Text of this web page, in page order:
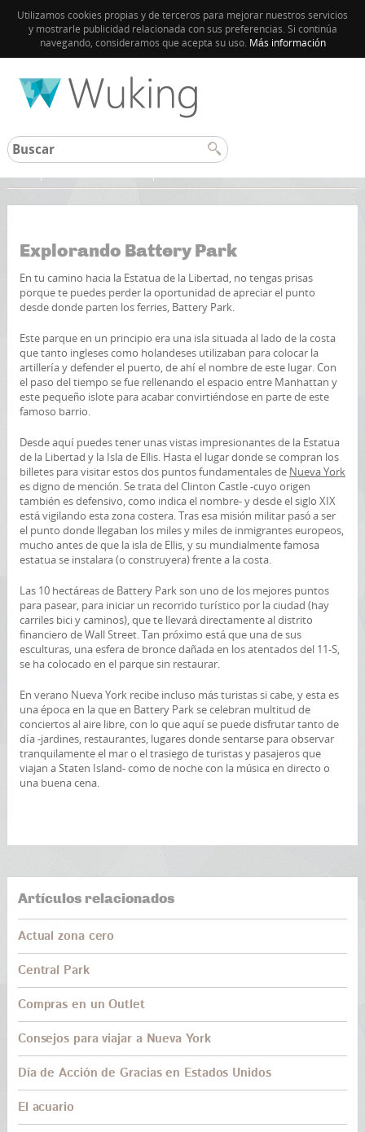
Utilizamos cookies propias y de terceros para mejorar nuestros servicios
y mostrarle publicidad relacionada con sus preferencias. Si continúa
navegando, consideramos que acepta su uso. Más información
Explorando Battery Park
En tu camino hacia la Estatua de la Libertad, no tengas prisas
porque te puedes perder la oportunidad de apreciar el punto
desde donde parten los ferries, Battery Park.
Este parque en un principio era una isla situada al lado de la costa
que tanto ingleses como holandeses utilizaban para colocar la
artillería y defender el puerto, de ahí el nombre de este lugar. Con
el paso del tiempo se fue rellenando el espacio entre Manhattan y
este pequeño islote para acabar convirtiéndose en parte de este
famoso barrio.
Desde aquí puedes tener unas vistas impresionantes de la Estatua
de la Libertad y la Isla de Ellis. Hasta el lugar donde se compran los
billetes para visitar estos dos puntos fundamentales de Nueva York
es digno de mención. Se trata del Clinton Castle -cuyo origen
también es defensivo, como indica el nombre- y desde el siglo XIX
está vigilando esta zona costera. Tras esa misión militar pasó a ser
el punto donde llegaban los miles y miles de inmigrantes europeos,
mucho antes de que la isla de Ellis, y su mundialmente famosa
estatua se instalara (o construyera) frente a la costa.
Las 10 hectáreas de Battery Park son uno de los mejores puntos
para pasear, para iniciar un recorrido turístico por la ciudad (hay
carriles bici y caminos), que te llevará directamente al distrito
financiero de Wall Street. Tan próximo está que una de sus
esculturas, una esfera de bronce dañada en los atentados del 11-S,
se ha colocado en el parque sin restaurar.
En verano Nueva York recibe incluso más turistas si cabe, y esta es
una época en la que en Battery Park se celebran multitud de
conciertos al aire libre, con lo que aquí se puede disfrutar tanto de
día -jardines, restaurantes, lugares donde sentarse para observar
tranquilamente el mar o el trasiego de turistas y pasajeros que
viajan a Staten Island- como de noche con la música en directo o
una buena cena.
Artículos relacionados
Actual zona cero
Central Park
Compras en un Outlet
Consejos para viajar a Nueva York
Día de Acción de Gracias en Estados Unidos
El acuario